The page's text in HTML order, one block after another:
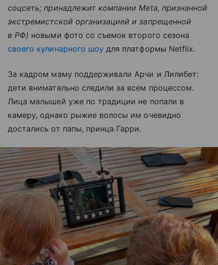
соцсеть; принадлежит компании Meta, признанной
экстремистской организацией и запрещенной
в РФ) новыми фото со съемок второго сезона
своего кулинарного шоу для платформы Netflix.
За кадром маму поддерживали Арчи и Лилибет:
дети внимательно следили за всем процессом.
Лица малышей уже по традиции не попали в
камеру, однако рыжие волосы им очевидно
достались от папы, принца Гарри.